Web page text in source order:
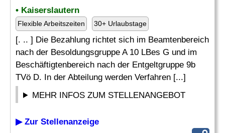
• Kaiserslautern
Flexible Arbeitszeiten 30+ Urlaubstage
[. .. ] Die Bezahlung richtet sich im Beamtenbereich
nach der Besoldungsgruppe A 10 LBes G und im
Beschäftigtenbereich nach der Entgeltgruppe 9b
TVö D. In der Abteilung werden Verfahren [...]
MEHR INFOS ZUM STELLENANGEBOT
▶ Zur Stellenanzeige